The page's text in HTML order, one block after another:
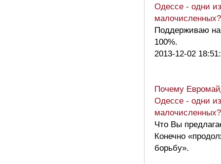
Одессе - одни
малочисленных?
Поддерживаю
100%.
2013-12-02
Почему
Одессе - одни
малочисленных?
Что Вы
Конечно
борьбу».